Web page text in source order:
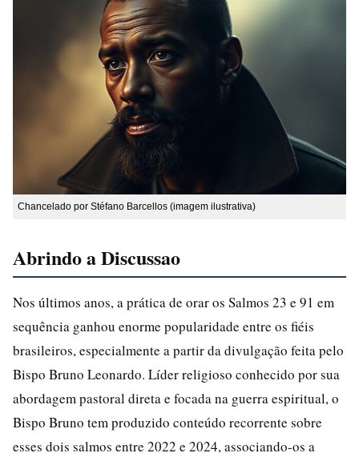
Chancelado por Stéfano Barcellos (imagem ilustrativa)
Abrindo a Discussao
Nos últimos anos, a prática de orar os Salmos 23 e 91 em
sequência ganhou enorme popularidade entre os fiéis
brasileiros, especialmente a partir da divulgação feita pelo
Bispo Bruno Leonardo. Líder religioso conhecido por sua
abordagem pastoral direta e focada na guerra espiritual, o
Bispo Bruno tem produzido conteúdo recorrente sobre
esses dois salmos entre 2022 e 2024, associando-os a